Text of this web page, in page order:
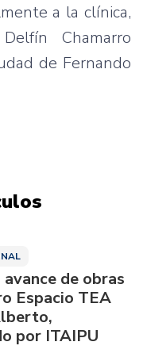
a la clínica,
Chamarro
de Fernando
de obras
Espacio TEA
por ITAIPU